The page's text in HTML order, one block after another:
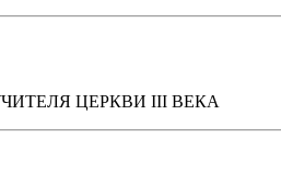
УЧИТЕЛЯ ЦЕРКВИ III ВЕКА